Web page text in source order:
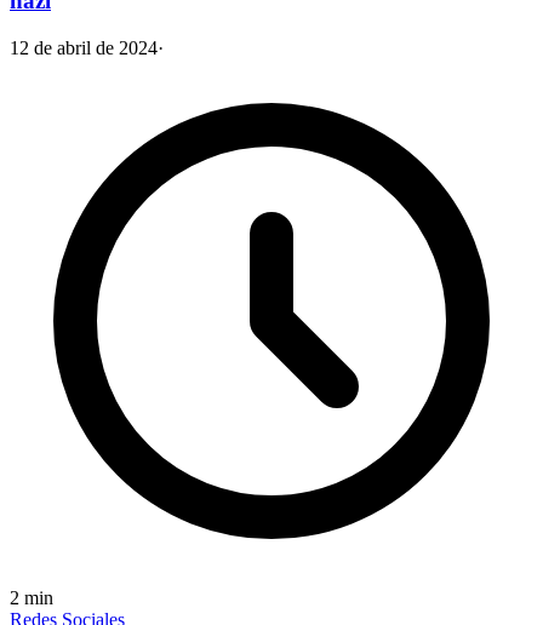
12 de abril de 2024·
2 min
Redes Sociales